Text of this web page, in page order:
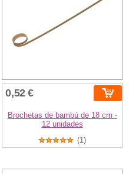
0,52 €
Brochetas de bambú de 18 cm -
12 unidades
(1)